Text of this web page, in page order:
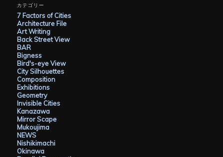
イ
ブ
カテゴリー
7 Factors of Cities
Architecture File
Art Writing
Back Street View
BAR
Bigness
Bird's-eye View
City Silhouettes
Composition
Exhibitions
Geometry
Invisible Cities
Kanazawa
Mirror Scape
Mukoujima
NEWS
Nishikimachi
Okinawa